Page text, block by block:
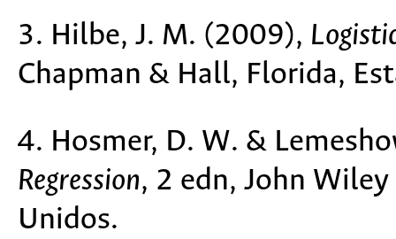
3. Hilbe, J. M. (2009),
Chapman & Hall, Florida,
4. Hosmer, D. W. &
Regression, 2 edn, John
Unidos.